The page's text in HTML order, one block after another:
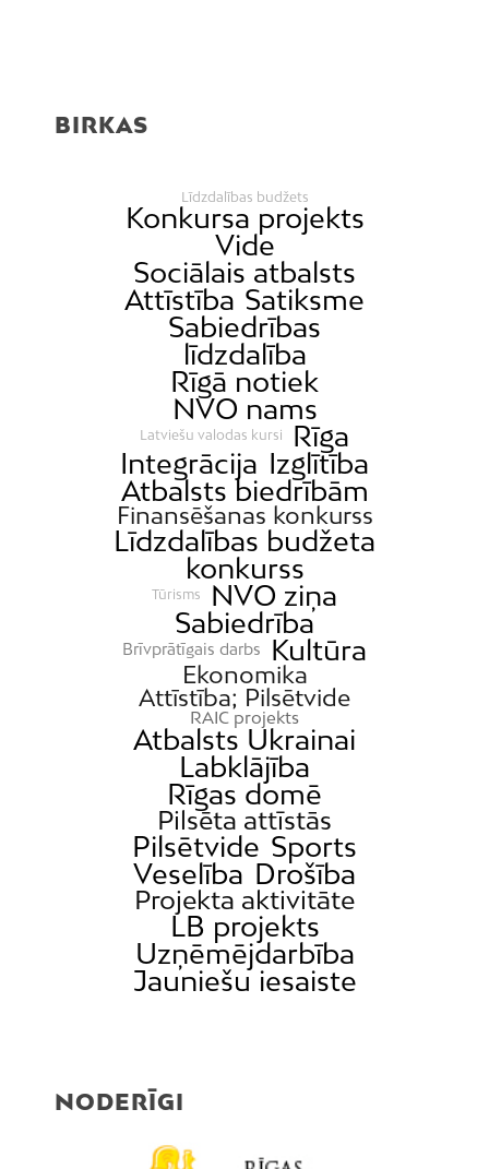
BIRKAS
Līdzdalības budžets
Konkursa projekts
Vide
Sociālais atbalsts
Attīstība Satiksme
Sabiedrības
līdzdalība
Rīgā notiek
NVO nams
Latviešu valodas kursi
Rīga
Integrācija Izglītība
Atbalsts biedrībām
Finansēšanas konkurss
Līdzdalības budžeta
konkurss
Tūrisms
NVO ziņa
Sabiedrība
Brīvprātīgais darbs Kultūra
Ekonomika
Attīstība; Pilsētvide
RAIC projekts
Atbalsts Ukrainai
Labklājība
Rīgas domē
Pilsēta attīstās
Pilsētvide Sports
Veselība Drošība
Projekta aktivitāte
LB projekts
Uzņēmējdarbība
Jauniešu iesaiste
NODERĪGI